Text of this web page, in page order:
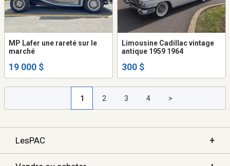
MP Lafer une rareté sur le
marché
19 000 $
Limousine Cadillac vintage
antique 1959 1964
300 $
1 2 3 4 >
LesPAC +